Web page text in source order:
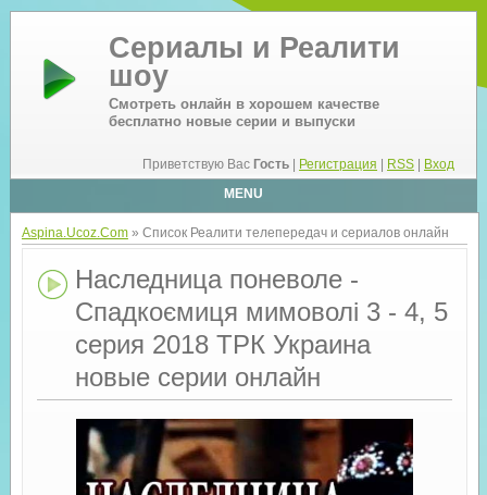
Сериалы и Реалити
шоу
Смотреть онлайн в хорошем качестве
бесплатно новые серии и выпуски
Приветствую Вас Гость Регистрация RSS
Вход
MENU
Aspina.Ucoz.Com» Список Реалити телепередач и сериалов онлайн
Наследница поневоле -
Спадкоємиця мимоволі 3 - 4, 5
серия 2018 ТРК Украина
новые серии онлайн